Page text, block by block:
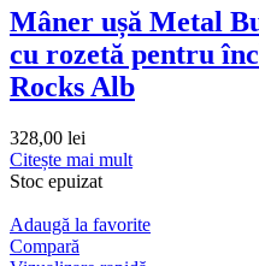
Mâner ușă Metal
cu rozetă pentru
Rocks Alb
328,00 lei
Citește mai mult
Stoc epuizat
Adaugă la favorite
Compară